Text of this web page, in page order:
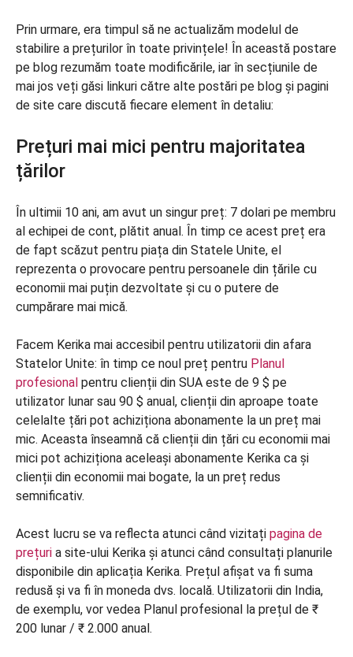
Prin urmare, era timpul să ne actualizăm modelul de
stabilire a prețurilor în toate privințele! În această postare
pe blog rezumăm toate modificările, iar în secțiunile de
mai jos veți găsi linkuri către alte postări pe blog și pagini
de site care discută fiecare element în detaliu:
Prețuri mai mici pentru majoritatea
țărilor
În ultimii 10 ani, am avut un singur preț: 7 dolari pe membru
al echipei de cont, plătit anual. În timp ce acest preț era
de fapt scăzut pentru piața din Statele Unite, el
reprezenta o provocare pentru persoanele din țările cu
economii mai puțin dezvoltate și cu o putere de
cumpărare mai mică.
Facem Kerika mai accesibil pentru utilizatorii din afara
Statelor Unite: în timp ce noul preț pentru Planul
profesional pentru clienții din SUA este de 9 $ pe
utilizator lunar sau 90 $ anual, clienții din aproape toate
celelalte țări pot achiziționa abonamente la un preț mai
mic. Aceasta înseamnă că clienții din țări cu economii mai
mici pot achiziționa aceleași abonamente Kerika ca și
clienții din economii mai bogate, la un preț redus
semnificativ.
Acest lucru se va reflecta atunci când vizitați pagina de
prețuri a site-ului Kerika și atunci când consultați planurile
disponibile din aplicația Kerika. Prețul afișat va fi suma
redusă și va fi în moneda dvs. locală. Utilizatorii din India,
de exemplu, vor vedea Planul profesional la prețul de ₹
200 lunar / ₹ 2.000 anual.